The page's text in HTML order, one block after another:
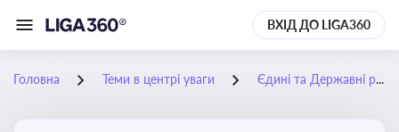
ВХІД ДО LIGA360
Головна Теми в центрі уваги Єдині та Державні реєстри Міністерства юстиції України